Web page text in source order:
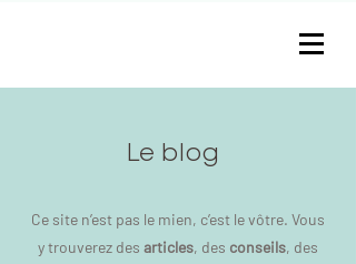
Le blog
Ce site n’est pas le mien, c’est le vôtre. Vous
y trouverez des articles, des conseils, des